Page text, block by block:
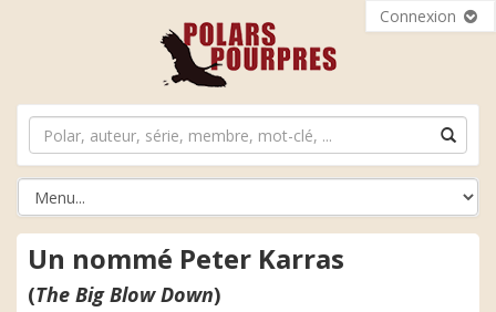
Connexion
Un nommé Peter Karras
(The Big Blow Down)